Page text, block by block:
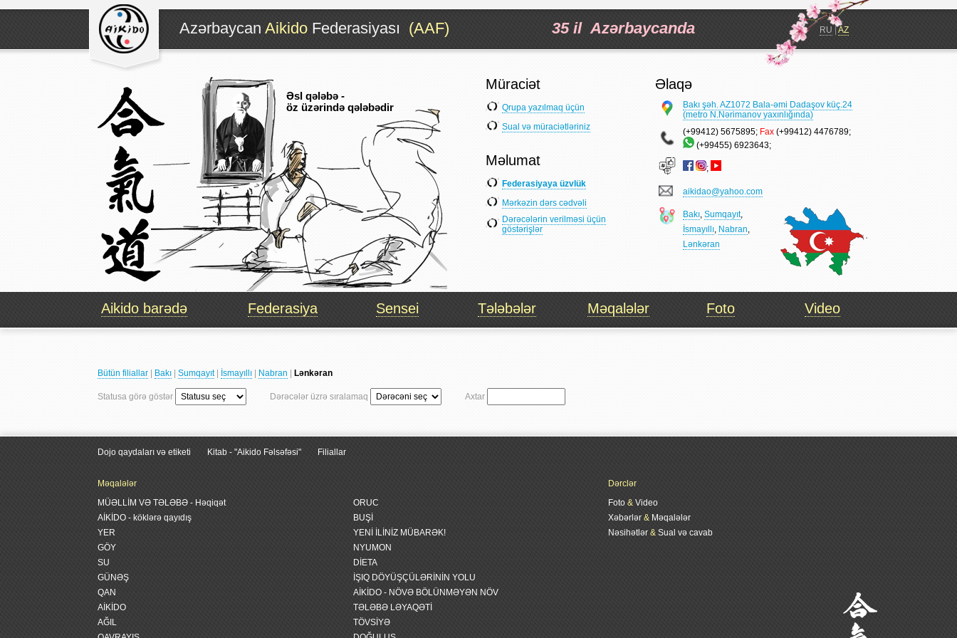
Azərbaycan Aikido Federasiyası (AAF) 35 il Azərbaycanda RU |AZ
Əsl qələbə -
öz üzərində qələbədir
Müraciət
Qrupa yazılmaq üçün
Sual və müraciətləriniz
Məlumat
Federasiyaya üzvlük
Mərkəzin dərs cədvəli
Dərəcələrin verilməsi üçün
göstərişlər
Əlaqə
Bakı şəh. AZ1072 Bala-əmi Dadaşov küç.24
(metro N.Nərimanov yaxınlığında)
(+99412) 5675895; Fax (+99412) 4476789;
(+99455) 6923643;
;
aikidao@yahoo.com
Bakı, Sumqayıt,
İsmayıllı, Nabran,
Lənkəran
Aikido barədə Federasiya Sensei Tələbələr Məqalələr Foto Video
Bütün filiallar Bakı Sumqayıt| İsmayıllı Nabran Lənkəran
Statusa görə göstər Dərəcələr üzrə sıralamaq Axtar
Dojo qaydaları və etiketi Kitab - "Aikido Fəlsəfəsi" Filiallar
Məqalələr
MÜƏLLİM VƏ TƏLƏBƏ - Həqiqət
AİKİDO - köklərə qayıdış
YER
GÖY
SU
GÜNƏŞ
QAN
AİKİDO
AĞIL
ORUC
BUŞİ
YENİ İLİNİZ MÜBARƏK!
NYUMON
DİETA
İŞIQ DÖYÜŞÇÜLƏRİNİN YOLU
AİKİDO - NÖVƏ BÖLÜNMƏYƏN NÖV
TƏLƏBƏ LƏYAQƏTİ
TÖVSİYƏ
Dərclər
Foto & Video
Xəbərlər & Məqalələr
Nəsihətlər & Sual və cavab